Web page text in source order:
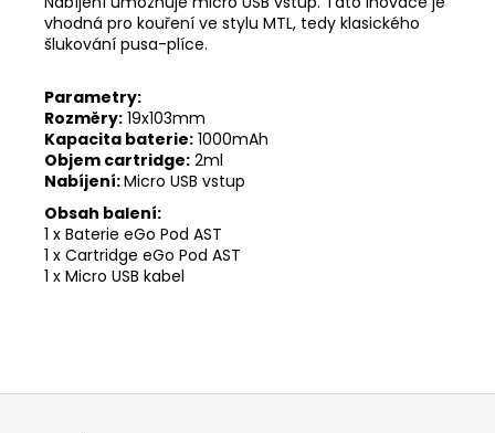
vhodná pro kouření ve stylu MTL, tedy klasického
šlukování pusa-plíce.
Parametry:
Rozměry: 19x103mm
Kapacita baterie: 1000mAh
Objem cartridge: 2ml
Nabíjení:Micro USB vstup
Obsah balení:
1 x Baterie eGo Pod AST
1 x Cartridge eGo Pod AST
1 x Micro USB kabel